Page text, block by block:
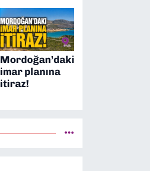
Mordoğan’daki
imar planına
itiraz!